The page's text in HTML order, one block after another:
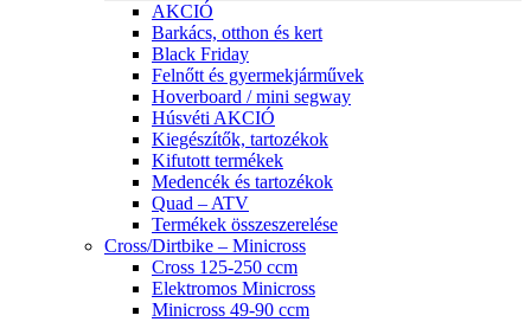
AKCIÓ
Barkács, otthon és kert
Black Friday
Felnőtt és gyermekjárművek
Hoverboard / mini segway
Húsvéti AKCIÓ
Kiegészítők, tartozékok
Kifutott termékek
Medencék és tartozékok
Quad – ATV
Termékek összeszerelése
Cross/Dirtbike – Minicross
Cross 125-250 ccm
Elektromos Minicross
Minicross 49-90 ccm